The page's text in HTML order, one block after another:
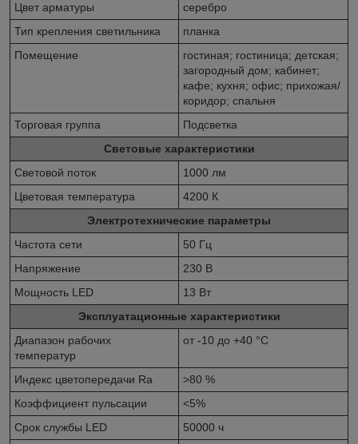
Цвет арматуры
серебро
Тип крепления светильника
планка
Помещение
гостиная; гостиница; детская;
загородный дом; кабинет;
кафе; кухня; офис; прихожая/
коридор; спальня
Торговая группа
Подсветка
Световые характеристики
Световой поток
1000 лм
Цветовая температура
4200 К
Электротехнические параметры
Частота сети
50 Гц
Напряжение
230 В
Мощность LED
13 Вт
Эксплуатационные характеристики
Диапазон рабочих
температур
от -10 до +40 °C
Индекс цветопередачи Ra
>80 %
Коэффициент пульсации
<5%
Срок службы LED
50000 ч